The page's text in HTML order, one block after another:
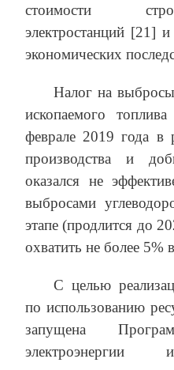
стоимости
электростанций [21]
экономических
Налог на
ископаемого
феврале 2019 года в
производства и
оказался не
выбросами
этапе (продлится до
охватить не более 5%
С целью
по использованию
запущена
электроэнергии